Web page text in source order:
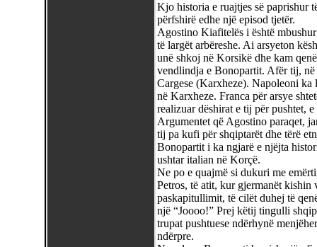
Kjo historia e ruajtjes së paprishur
përfshirë edhe një episod tjetër.
Agostino Kiafitelës i është
të largët arbëreshe. Ai arsyeton
unë shkoj në Korsikë dhe kam
vendlindja e Bonopartit. Afër tij, në
Cargese (Karxheze). Napoleoni
në Karxheze. Franca për arsye
realizuar dëshirat e tij për pushtet,
Argumentet që Agostino paraqet,
tij pa kufi për shqiptarët dhe tërë
Bonopartit i ka ngjarë e njëjta
ushtar italian në Korçë.
Ne po e quajmë si dukuri me
Petros, të atit, kur gjermanët kishin
paskapitullimit, të cilët duhej të
një “Joooo!” Prej këtij tingulli
trupat pushtuese ndërhynë
ndërpre.